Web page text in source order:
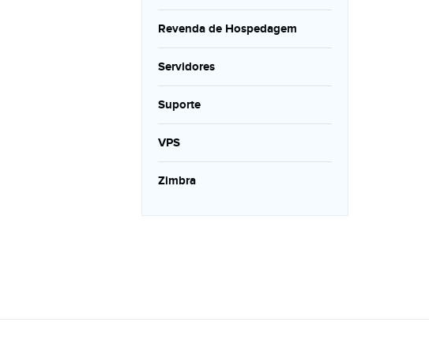
Revenda de Hospedagem
Servidores
Suporte
VPS
Zimbra